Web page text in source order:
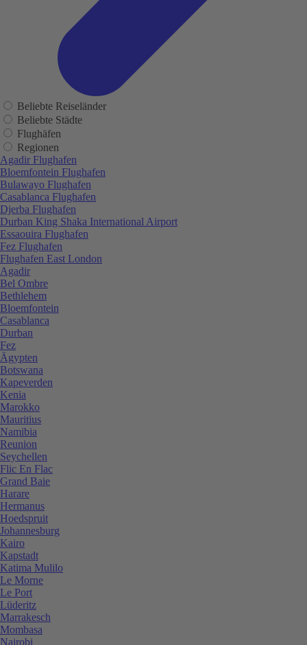
Beliebte Reiseländer
Beliebte Städte
Flughäfen
Regionen
Agadir Flughafen
Bloemfontein Flughafen
Bulawayo Flughafen
Casablanca Flughafen
Djerba Flughafen
Durban King Shaka International Airport
Essaouira Flughafen
Fez Flughafen
Flughafen East London
Agadir
Bel Ombre
Bethlehem
Bloemfontein
Casablanca
Durban
Fez
Ägypten
Botswana
Kapeverden
Kenia
Marokko
Mauritius
Namibia
Reunion
Seychellen
Flic En Flac
Grand Baie
Harare
Hermanus
Hoedspruit
Johannesburg
Kairo
Kapstadt
Katima Mulilo
Le Morne
Le Port
Lüderitz
Marrakesch
Mombasa
Nairobi